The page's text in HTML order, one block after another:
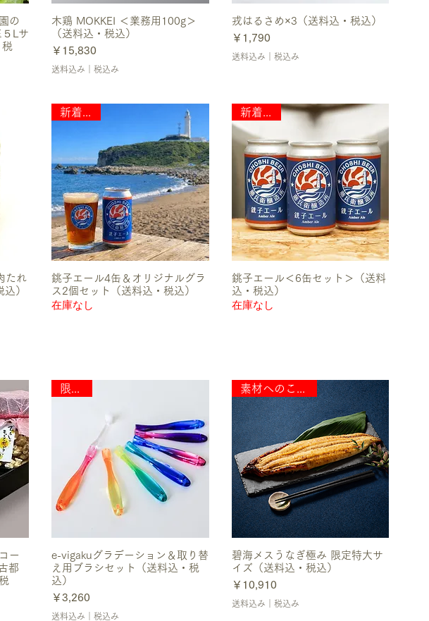
の
Lサ
木鶏 MOKKEI ＜業務用100g＞
（送料込・税込）
価格
￥15,830
送料込み｜税込み
戎はるさめ×3（送料込・税込）
価格
￥1,790
送料込み｜税込み
たれ
）
銚子エール4缶＆オリジナルグラ
ス2個セット（送料込・税込）
在庫なし
銚子エール＜6缶セット＞（送料
込・税込）
在庫なし
ー
都
e-vigakuグラデーション＆取り替
え用ブラシセット（送料込・税
込）
価格
￥3,260
送料込み｜税込み
碧海メスうなぎ極み 限定特大サ
イズ（送料込・税込）
価格
￥10,910
送料込み｜税込み